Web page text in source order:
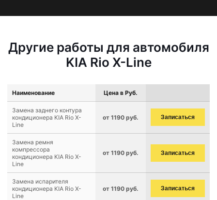
Другие работы для автомобиля
KIA Rio X-Line
Наименование Цена в Руб.
Замена заднего контура
кондиционера KIA Rio X-
Line
от 1190 руб. Записаться
Замена ремня
компрессора
кондиционера KIA Rio X-
Line
от 1190 руб. Записаться
Замена испарителя
кондиционера KIA Rio X-
Line
от 1190 руб. Записаться